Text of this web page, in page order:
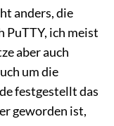
anders, die
PuTTY, ich meist
aber auch
um die
festgestellt das
geworden ist,